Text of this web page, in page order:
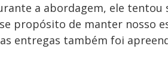
a abordagem, ele tentou
propósito de manter nosso
entregas também foi